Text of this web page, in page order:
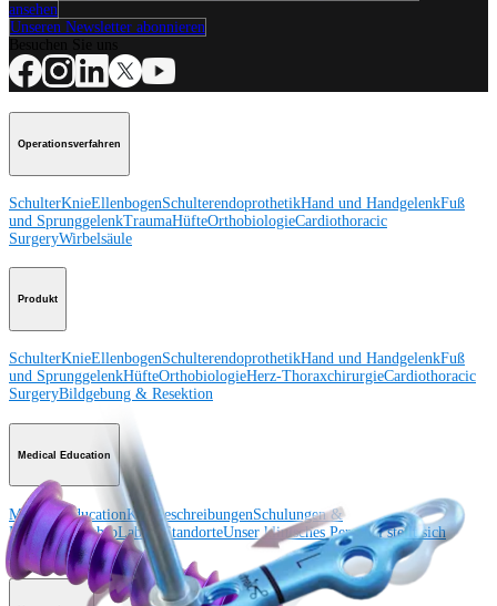
ansehen
Unseren Newsletter abonnieren
Operationsverfahren
SchulterKnieEllenbogenSchulterendoprothetikHand und HandgelenkFuß
und SprunggelenkTraumaHüfteOrthobiologieCardiothoracic
SurgeryWirbelsäule
Produkt
SchulterKnieEllenbogenSchulterendoprothetikHand und HandgelenkFuß
und SprunggelenkHüfteOrthobiologieHerz-ThoraxchirurgieCardiothoracic
SurgeryBildgebung & Resektion
Medical Education
Medical EducationKursbeschreibungenSchulungen &
LehrgängeArthroLab™-StandorteUnser klinisches Personal stellt sich
vor OrthoPedia